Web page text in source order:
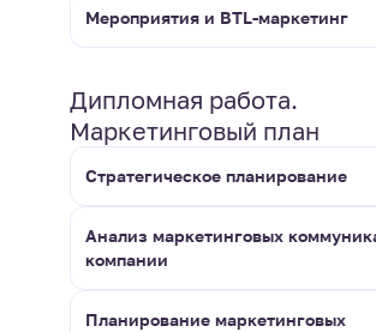
Мероприятия и BTL-маркетинг
Дипломная работа.
Маркетинговый план
Стратегическое планирование
Анализ маркетинговых
компании
Планирование маркетинговых